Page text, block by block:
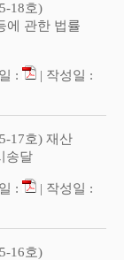
18호)
에 관한 법률
:
| 작성일 :
17호) 재산
송달
:
| 작성일 :
16호)